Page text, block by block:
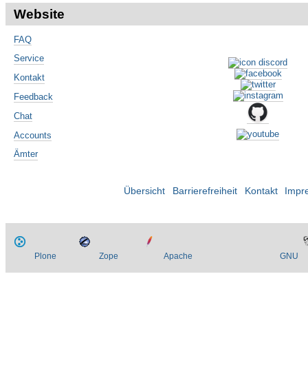
Website
FAQ
Service
Kontakt
Feedback
Chat
Accounts
Ämter
Übersicht Barrierefreiheit Kontakt
Plone Zope Apache GNU